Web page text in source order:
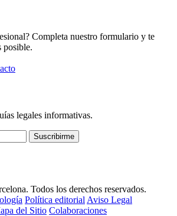
Completa nuestro formulario y te
posible.
legales informativas.
Suscribirme
Todos los derechos reservados.
Política editorial Aviso Legal
del Sitio Colaboraciones